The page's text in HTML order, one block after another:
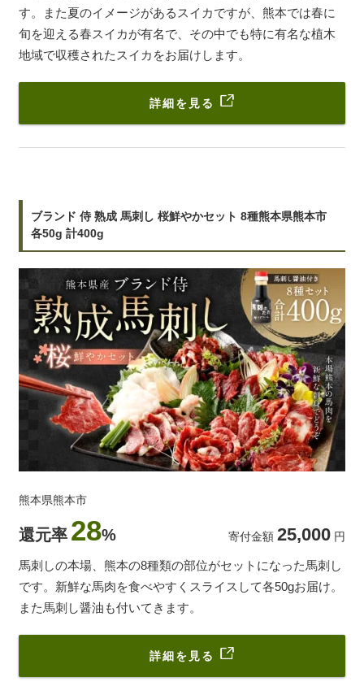
す。また夏のイメージがあるスイカですが、熊本では春に
旬を迎える春スイカが有名で、その中でも特に有名な植木
地域で収穫されたスイカをお届けします。
詳細を見る
ブランド 侍 熟成 馬刺し 桜鮮やかセット 8種熊本県熊本市
各50g 計400g
熊本県熊本市
還元率 28% 寄付金額 25,000 円
馬刺しの本場、熊本の8種類の部位がセットになった馬刺し
です。新鮮な馬肉を食べやすくスライスして各50gお届け。
また馬刺し醤油も付いてきます。
詳細を見る